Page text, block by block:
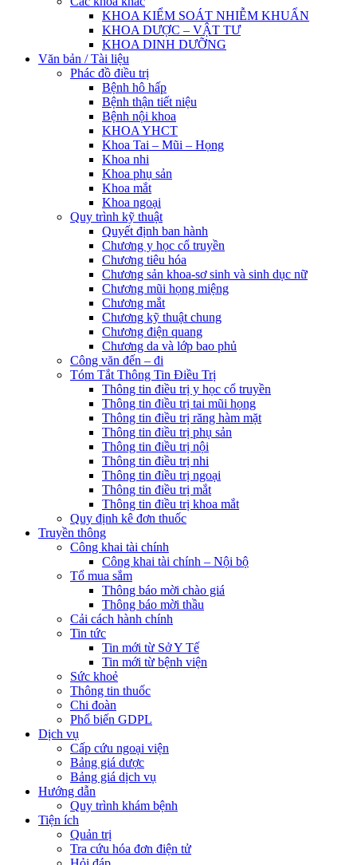
KHOA KIỂM SOÁT NHIỄM KHUẨN
KHOA DƯỢC – VẬT TƯ
KHOA DINH DƯỠNG
Văn bản / Tài liệu
Phác đồ điều trị
Bệnh hô hấp
Bệnh thận tiết niệu
Bệnh nội khoa
KHOA YHCT
Khoa Tai – Mũi – Họng
Khoa nhi
Khoa phụ sản
Khoa mắt
Khoa ngoại
Quy trình kỹ thuật
Quyết định ban hành
Chương y học cổ truyền
Chương tiêu hóa
Chương sản khoa-sơ sinh và sinh dục nữ
Chương mũi họng miệng
Chương mắt
Chương kỹ thuật chung
Chương điện quang
Chương da và lớp bao phủ
Công văn đến – đi
Tóm Tắt Thông Tin Điều Trị
Thông tin điều trị y học cổ truyền
Thông tin điều trị tai mũi họng
Thông tin điều trị răng hàm mặt
Thông tin điều trị phụ sản
Thông tin điều trị nội
Thông tin điều trị nhi
Thông tin điều trị ngoại
Thông tin điều trị mắt
Thông tin điều trị khoa mắt
Quy định kê đơn thuốc
Truyền thông
Công khai tài chính
Công khai tài chính – Nội bộ
Tổ mua sắm
Thông báo mời chào giá
Thông báo mời thầu
Cải cách hành chính
Tin tức
Tin mới từ Sở Y Tế
Tin mới từ bệnh viện
Sức khoẻ
Thông tin thuốc
Chi đoàn
Phổ biến GDPL
Dịch vụ
Cấp cứu ngoại viện
Bảng giá dược
Bảng giá dịch vụ
Hướng dẫn
Quy trình khám bệnh
Tiện ích
Quản trị
Tra cứu hóa đơn điện tử